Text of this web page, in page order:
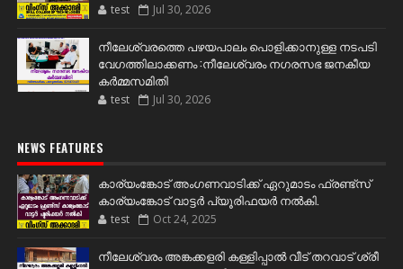
test Jul 30, 2026
നീലേശ്വരത്തെ പഴയപാലം പൊളിക്കാനുള്ള നടപടി
വേഗത്തിലാക്കണം :നീലേശ്വരം നഗരസഭ ജനകീയ
കർമ്മസമിതി
test Jul 30, 2026
NEWS FEATURES
കാര്യംങ്കോട് അംഗണവാടിക്ക് ഏറുമാടം ഫ്രണ്ട്സ്
കാര്യംങ്കോട് വാട്ടർ പ്യൂരിഫയർ നൽകി.
test Oct 24, 2025
നീലേശ്വരം അങ്കക്കളരി കള്ളിപ്പാൽ വീട് തറവാട് ശ്രീ